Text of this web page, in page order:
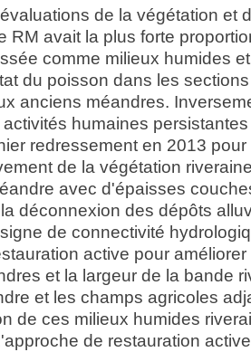
de la végétation et
RM avait la plus forte
comme milieux humides
du poisson dans les
anciens méandres.
humaines
redressement en 2013
de la végétation
avec d'épaisses
déconnexion des dépôts
de connectivité
active pour
et la largeur de la bande
et les champs agricoles
de ces milieux humides
de restauration